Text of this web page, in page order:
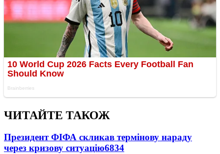
ЧИТАЙТЕ ТАКОЖ
Президент ФІФА скликав термінову нараду
через кризову ситуацію6834